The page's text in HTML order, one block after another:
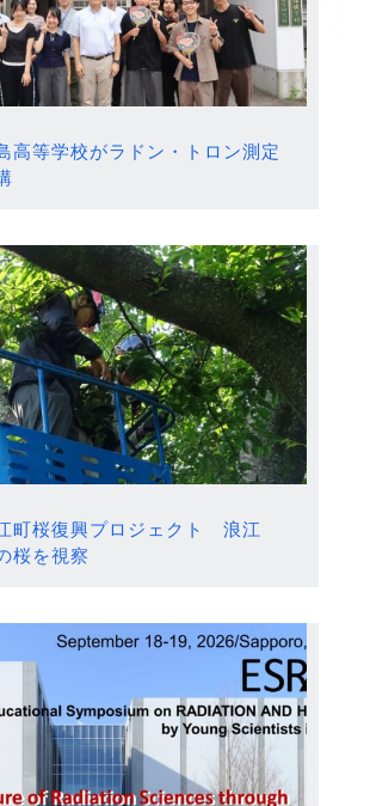
高等学校がラドン・トロン測定
町桜復興プロジェクト 浪江
桜を視察